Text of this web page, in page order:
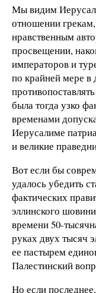
Мы видим
отношении
нравственным
просвещении,
императоров и
по крайней мере в
была тогда узко
временами
Иерусалиме
и великие
Вот если бы
удалось убедить
фактических
эллинского
времени 50-
руках двух тысяч
ее пастырем
Палестинский
Но если